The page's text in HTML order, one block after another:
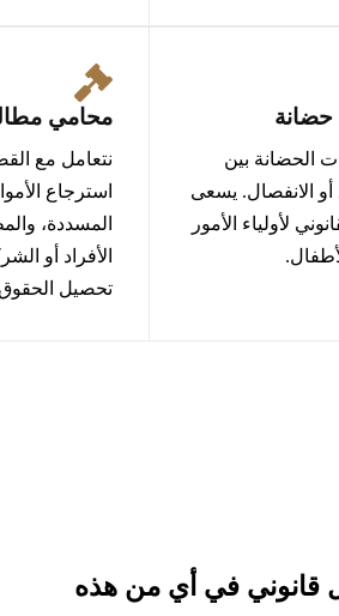
حضانة
الحضانة بين
أو الانفصال. يسعى
لأولياء الأمور
محامي
نتعامل مع
استرجاع
المسددة،
الأفراد أو
تحصيل الحقوق
قانوني في أي من هذه